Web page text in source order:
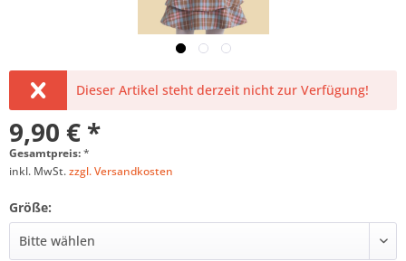
Dieser Artikel steht derzeit nicht zur Verfügung!
9,90 € *
Gesamtpreis:*
inkl. MwSt.zzgl. Versandkosten
Größe: